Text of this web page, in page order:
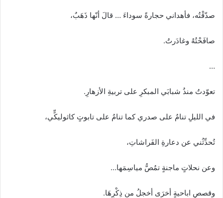
صدّقْتُه، فأهداني حجارةً سوداءَ … قالَ أنّها ذَهَبٌ،
صافَحْتُهُ وغادَرتُ.
…
تعوّدتُ منذُ شبابَي المبكرِ على تربيةِ الأزهارِ.
في الليلِ تنامُ على صدري كما تنامُ على تابوتٍ كاثوليكٍّي،
تُحدِّثُني عن دعارةِ الفَراشاتِ،
وعن نحلاتٍ ماجنةٍ تمُصُّ مياسِمَها…
وقصصٍ اباحيةٍ أخرَى أخجلُ من ذِكْرِهَا.